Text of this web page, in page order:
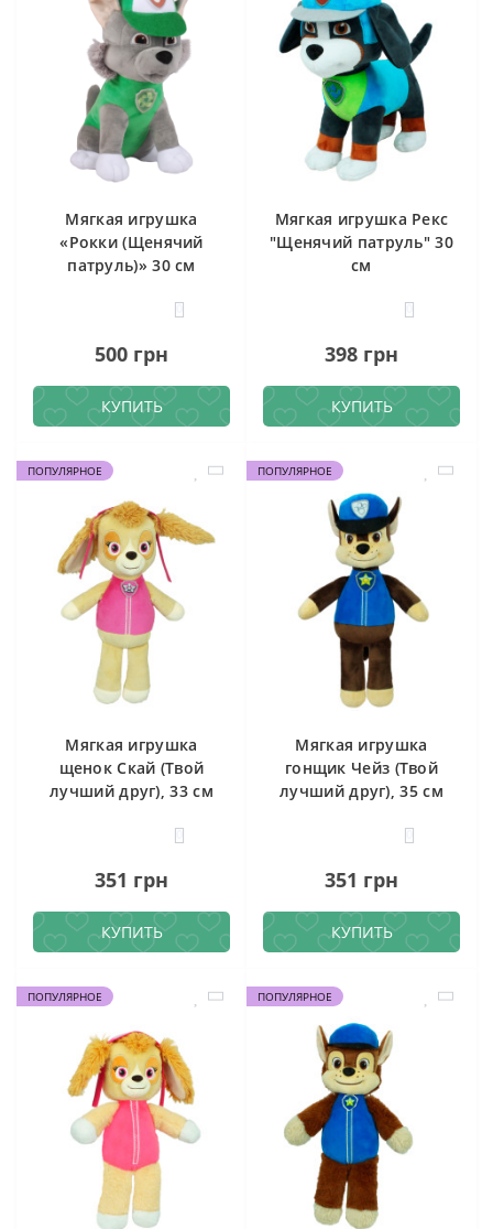
Мягкая игрушка
«Рокки (Щенячий
патруль)» 30 см
0
500 грн
КУПИТЬ
Мягкая игрушка Рекс
"Щенячий патруль" 30
см
0
398 грн
КУПИТЬ
ПОПУЛЯРНОЕ
Мягкая игрушка
щенок Скай (Твой
лучший друг), 33 см
0
351 грн
КУПИТЬ
ПОПУЛЯРНОЕ
Мягкая игрушка
гонщик Чейз (Твой
лучший друг), 35 см
0
351 грн
КУПИТЬ
ПОПУЛЯРНОЕ ПОПУЛЯРНОЕ